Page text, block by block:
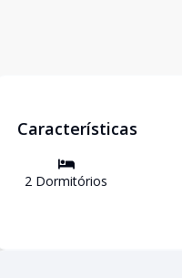
Características
2 Dormitórios